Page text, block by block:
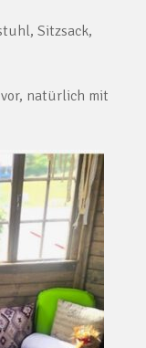
Sitzsack,
natürlich mit